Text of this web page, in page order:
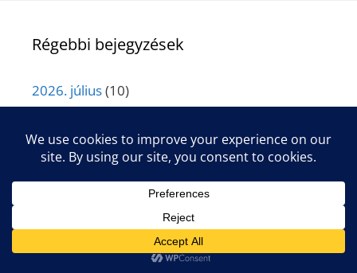
Régebbi bejegyzések
2026. július(10)
2026. május(10)
2026. április(9)
2026. március(9)
2026. január(9)
2025. december(10)